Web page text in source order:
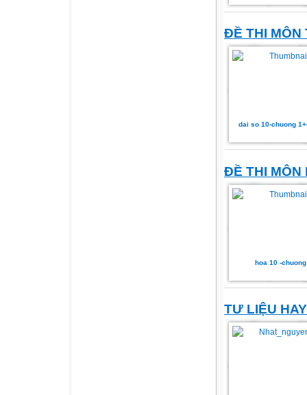
ĐỀ THI MÔN
dai so 10-chuong
ĐỀ THI MÔN
hoa 10 -
TƯ LIỆU HAY